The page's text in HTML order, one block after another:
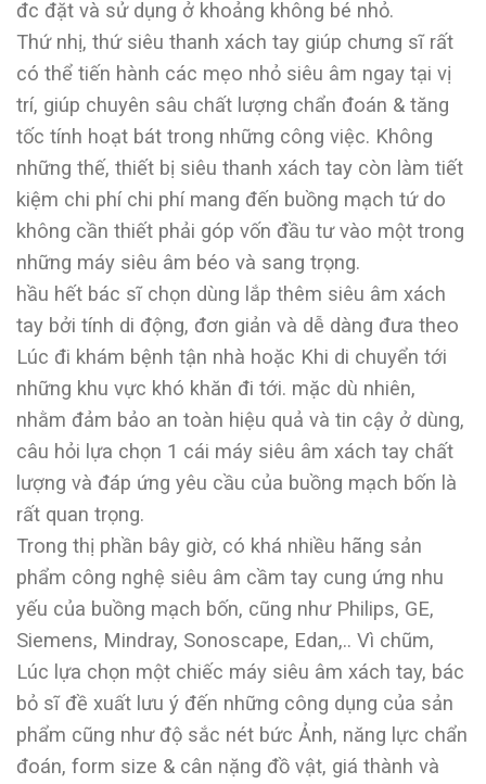
đc đặt và sử dụng ở khoảng không bé nhỏ.
Thứ nhị, thứ siêu thanh xách tay giúp chưng sĩ rất
có thể tiến hành các mẹo nhỏ siêu âm ngay tại vị
trí, giúp chuyên sâu chất lượng chẩn đoán & tăng
tốc tính hoạt bát trong những công việc. Không
những thế, thiết bị siêu thanh xách tay còn làm tiết
kiệm chi phí chi phí mang đến buồng mạch tứ do
không cần thiết phải góp vốn đầu tư vào một trong
những máy siêu âm béo và sang trọng.
hầu hết bác sĩ chọn dùng lắp thêm siêu âm xách
tay bởi tính di động, đơn giản và dễ dàng đưa theo
Lúc đi khám bệnh tận nhà hoặc Khi di chuyển tới
những khu vực khó khăn đi tới. mặc dù nhiên,
nhằm đảm bảo an toàn hiệu quả và tin cậy ở dùng,
câu hỏi lựa chọn 1 cái máy siêu âm xách tay chất
lượng và đáp ứng yêu cầu của buồng mạch bốn là
rất quan trọng.
Trong thị phần bây giờ, có khá nhiều hãng sản
phẩm công nghệ siêu âm cầm tay cung ứng nhu
yếu của buồng mạch bốn, cũng như Philips, GE,
Siemens, Mindray, Sonoscape, Edan,.. Vì chũm,
Lúc lựa chọn một chiếc máy siêu âm xách tay, bác
bỏ sĩ đề xuất lưu ý đến những công dụng của sản
phẩm cũng như độ sắc nét bức Ảnh, năng lực chẩn
đoán, form size & cân nặng đồ vật, giá thành và